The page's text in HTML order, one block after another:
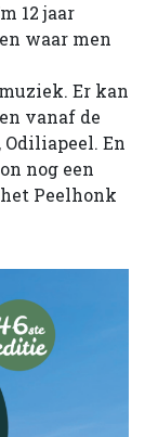
12 jaar
waar men
Er kan
vanaf de
En
nog een
Peelhonk